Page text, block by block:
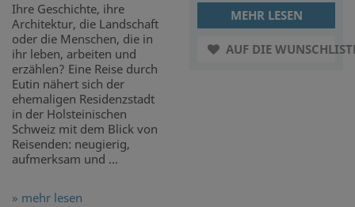
Ihre Geschichte, ihre
Architektur, die Landschaft
oder die Menschen, die in
ihr leben, arbeiten und
erzählen? Eine Reise durch
Eutin nähert sich der
ehemaligen Residenzstadt
in der Holsteinischen
Schweiz mit dem Blick von
Reisenden: neugierig,
aufmerksam und ...
» mehr lesen
MEHR LESEN
AUF DIE